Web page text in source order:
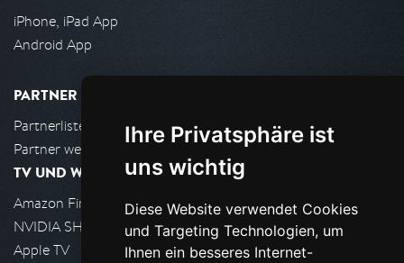
Ihre Privatsphäre ist
uns wichtig
Diese Website verwendet Cookies
und Targeting Technologien, um
Ihnen ein besseres Internet-
iPhone, iPad App
Android App
PARTNER
Partnerliste
Partner werden
TV UND WOHNZIMMER
Amazon FireTV
NVIDIA SHIELD, Google TV
Apple TV